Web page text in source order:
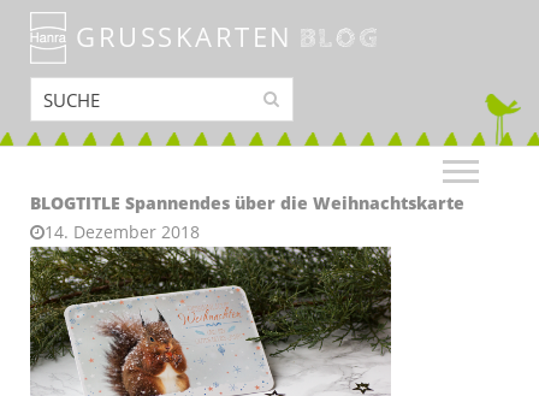
GRUSSKARTEN BLOG
BLOGTITLE Spannendes über die Weihnachtskarte
14. Dezember 2018